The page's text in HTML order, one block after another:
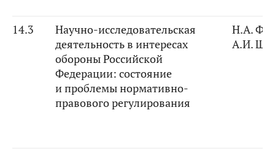
14.3
Научно-исследовательская
деятельность в интересах
обороны Российской
Федерации: состояние
и проблемы нормативно-
правового регулирования
Н.А.
А.И.